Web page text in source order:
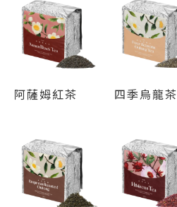
阿薩姆紅茶 四季烏龍茶